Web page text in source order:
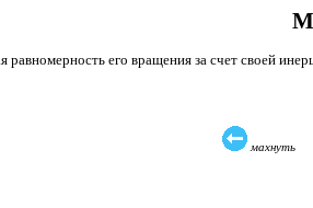
его вращения за счет своей
махнуть